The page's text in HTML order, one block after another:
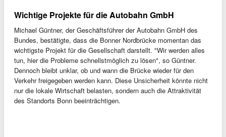
Wichtige Projekte für die Autobahn GmbH
Michael Güntner, der Geschäftsführer der Autobahn GmbH des
Bundes, bestätigte, dass die Bonner Nordbrücke momentan das
wichtigste Projekt für die Gesellschaft darstellt. "Wir werden alles
tun, hier die Probleme schnellstmöglich zu lösen", so Güntner.
Dennoch bleibt unklar, ob und wann die Brücke wieder für den
Verkehr freigegeben werden kann. Diese Unsicherheit könnte nicht
nur die lokale Wirtschaft belasten, sondern auch die Attraktivität
des Standorts Bonn beeinträchtigen.